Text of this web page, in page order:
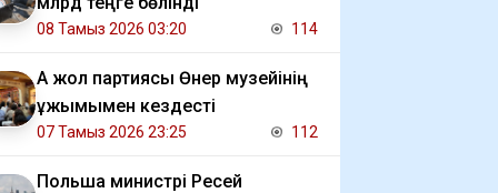
08 Тамыз 2026 03:20 114
Ақ жол партиясы Өнер музейінің
ұжымымен кездесті
07 Тамыз 2026 23:25 112
Польша министрі Ресей